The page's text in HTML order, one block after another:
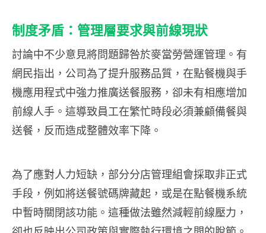
制度矛盾：管理層要求與前線現狀
討論中不少意見將問題歸咎於麥當勞營運管理。有
網民指出，公司為了提升服務品質，在點餐機與手
機應用程式中強力推廣送餐服務，卻未有相應增加
前線人手。這導致員工在繁忙時段必須兼顧備餐與
送餐，反而造成整體效率下降。
為了應對人力短缺，部分分店管理組會採取非正式
手段，例如將送餐號碼牌藏起，或是在點餐機系統
中暫時關閉該功能。這種做法雖然減輕前線壓力，